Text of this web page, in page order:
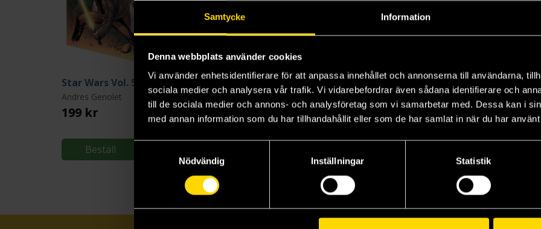
Samtycke Information
Denna webbplats använder cookies
Vi använder enhetsidentifierare för att anpassa innehållet och annonserna till användarna,
sociala medier och analysera vår trafik. Vi vidarebefordrar även sådana identifierare och
till de sociala medier och annons- och analysföretag som vi samarbetar med. Dessa kan i
med annan information som du har tillhandahållit eller som de har samlat in när du har
Nödvändig
Inställningar Statistik
Star Wars Vol. 5: The Path To Victory
Andres Genolet
199 kr
Beställ